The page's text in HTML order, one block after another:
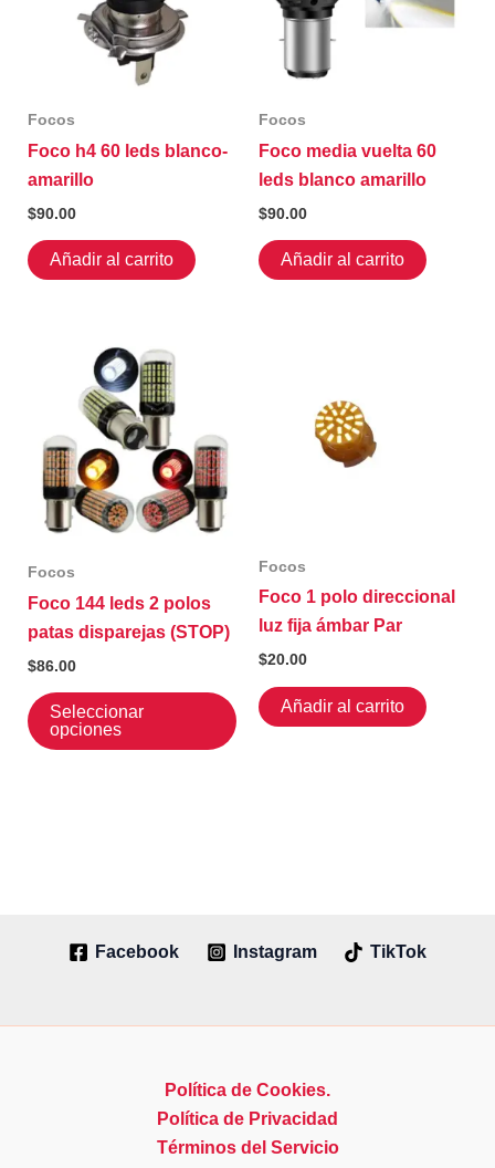
Focos
Foco h4 60 leds blanco-
amarillo
$90.00
Añadir al carrito
Focos
Foco media vuelta 60
leds blanco amarillo
$90.00
Añadir al carrito
Focos
Foco 144 leds 2 polos
patas disparejas (STOP)
$86.00
Seleccionar
opciones
Este
producto
elegir
producto
Focos
Foco 1 polo direccional
luz fija ámbar Par
$20.00
Añadir al carrito
Facebook Instagram TikTok
Política de Cookies.
Política de Privacidad
Términos del Servicio